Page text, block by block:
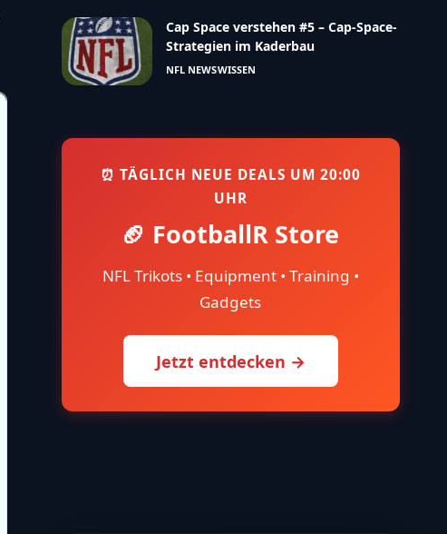
Cap Space verstehen #5 – Cap-Space-
Strategien im Kaderbau
NFL NEWSWISSEN
⏰ TÄGLICH NEUE DEALS UM 20:00
UHR
🏈 FootballR Store
NFL Trikots • Equipment • Training •
Gadgets
Jetzt entdecken →